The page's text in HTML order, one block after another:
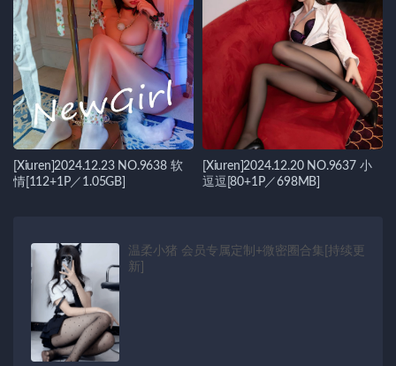
[Xiuren]2024.12.23 NO.9638 软
情[112+1P／1.05GB]
[Xiuren]2024.12.20 NO.9637 小
逗逗[80+1P／698MB]
温柔小猪 会员专属定制+微密圈合集[持续更
新]